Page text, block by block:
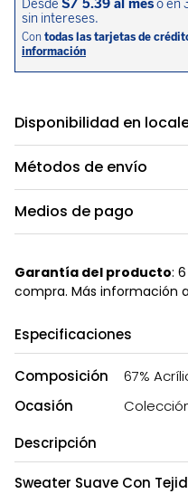
Disponibilidad en
Métodos de envío
Medios de pago
Garantía del producto:
compra. Más información
Especificaciones
Composición
67%
Ocasión
Descripción
Sweater Suave Con